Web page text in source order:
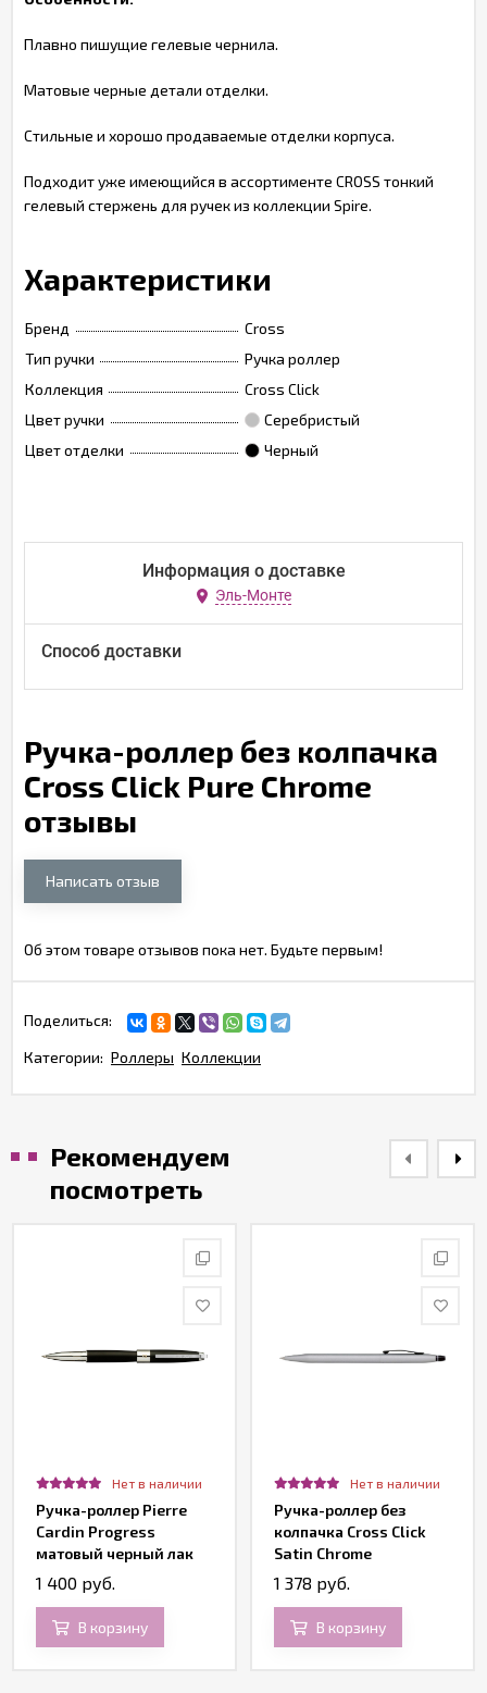
Плавно пишущие гелевые чернила.
Матовые черные детали отделки.
Стильные и хорошо продаваемые отделки корпуса.
Подходит уже имеющийся в ассортименте CROSS тонкий
гелевый стержень для ручек из коллекции Spire.
Характеристики
Бренд
Cross
Тип ручки
Ручка роллер
Коллекция
Cross Click
Цвет ручки
Серебристый
Цвет отделки
Черный
Информация о доставке
Эль-Монте
Способ доставки
Ручка-роллер без колпачка
Cross Click Pure Chrome
отзывы
Написать отзыв
Об этом товаре отзывов пока нет. Будьте первым!
Поделиться:
Категории: Роллеры Коллекции
Рекомендуем
посмотреть
Нет в наличии
Ручка-роллер Pierre
Cardin Progress
матовый черный лак
1 400 руб.
В корзину
Нет в наличии
Ручка-роллер без
колпачка Cross Click
Satin Chrome
1 378 руб.
В корзину